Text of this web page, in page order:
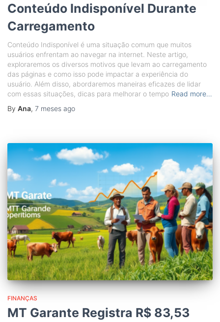
Conteúdo Indisponível Durante
Carregamento
Conteúdo Indisponível é uma situação comum que muitos
usuários enfrentam ao navegar na internet. Neste artigo,
exploraremos os diversos motivos que levam ao carregamento
das páginas e como isso pode impactar a experiência do
usuário. Além disso, abordaremos maneiras eficazes de lidar
com essas situações, dicas para melhorar o tempo Read more…
By Ana, 7 meses ago
FINANÇAS
MT Garante Registra R$ 83,53